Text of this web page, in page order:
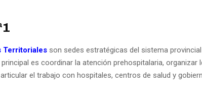
Territoriales son sedes estratégicas del sistema
es coordinar la atención prehospitalaria, organizar
el trabajo con hospitales, centros de salud y